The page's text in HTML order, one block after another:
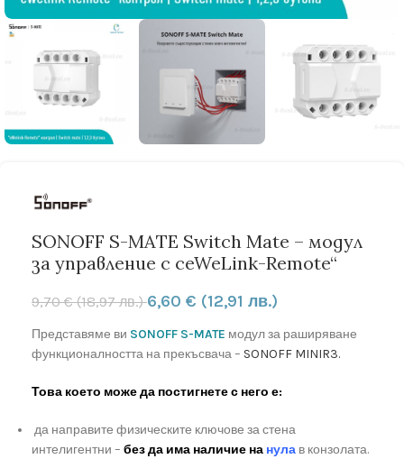
SONOFF S-MATE Switch Mate – модул
за управление с сeWeLink-Remote“
9,70€(18,97 лв.)6,60 € (12,91 лв.)
Представяме ви SONOFF S-MATE модул за раширяване
функционалността на прекъсвача – SONOFF MINIR3.
Това което може да постигнете с него е:
да направите физическите ключове за стена
интелигентни – без да има наличие на нула в конзолата.